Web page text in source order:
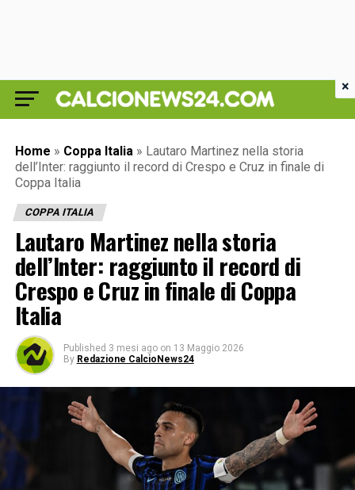
Home » Coppa Italia » Lautaro Martinez nella storia
dell’Inter: raggiunto il record di Crespo e Cruz in finale di
Coppa Italia
COPPA ITALIA
Lautaro Martinez nella storia
dell’Inter: raggiunto il record di
Crespo e Cruz in finale di Coppa
Italia
Published 3 mesi ago on 13 Maggio 2026
By Redazione CalcioNews24
×